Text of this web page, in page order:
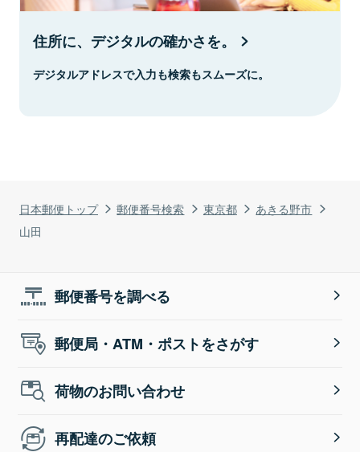
日本郵便トップ 郵便番号検索 東京都
あきる野市
山田
住所に、デジタルの確かさを。
デジタルアドレスで入力も検索もスムーズに。
郵便番号を調べる
郵便局・ATM・ポストをさがす
荷物のお問い合わせ
再配達のご依頼